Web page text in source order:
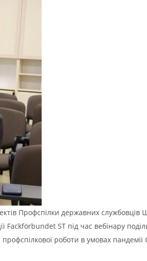
Профспілки державних
ST під час вебінару
роботи в умовах пандемії